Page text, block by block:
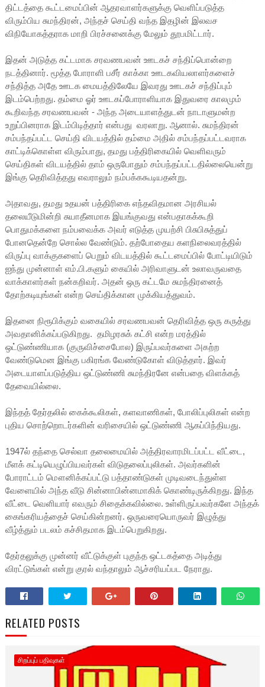
திட்டத்தை கூட்டமைப்பின் ஆதரவாளர்களுக்கு வெளிப்படுத்த
விரும்பிய சுமந்திரன், அந்தச் செய்தி வந்த இதழின் இலவச
விநியோகத்தராக மாறி பிரச்சனைக்கு மேலும் தூபமிட்டார்.
இதன் அடுத்த கட்டமாக சரவணபவன் ஊடகச் சந்திப்பொன்றை
நடத்தினார். மூத்த போராளி பசீர் காக்கா ஊடகவியலாளர்களைச்
சந்தித்த அதே ஊடக மையத்திலேயே இவரது ஊடகச் சந்திப்பும்
இடம்பெற்றது. தம்மை ஓர் ஊடகப்போராளியாக இதுவரை காலமும்
கூறிவந்த சரவணபவன் - அந்த அடையாளத்துடன் நாடாளுமன்ற
உறுப்பினராக இடம்பிடித்தார் என்பது வரலாறு. ஆனால். சுமந்திரன்
சம்பந்தப்பட்ட செய்தி விடயத்தில் தம்மை அதில் சம்பந்தப்பட்டவராக
காட்டிக்கொள்ள விரும்பாது, தமது பத்திரிகையில் வெளிவரும்
செய்திகள் விடயத்தில் தாம் ஒருபோதும் சம்பந்தப்பட்டதில்லையென்று
இங்கு தெரிவித்தது எவராலும் நம்பக்ககூடியதன்று.
அதாவது, தமது உதயன் பத்திரிகை எந்தவிதமான அரசியல்
தலையீடுமின்றி சுயாதீனமாக இயங்குவது என்பதாகக்கூறி
பொதுமக்களை நம்பவைக்க அவர் எடுத்த முயற்சி பிசுபிசுத்துப்
போனதென்றே சொல்ல வேண்டும். தற்போதைய களநிலைவரத்தில்
விருப்பு வாக்குகளைப் பெறும் விடயத்தில் கூட்டமைப்பில் போட்டியிடும்
ஐந்து முன்னாள் எம்.பி.களும் கையில் அரிவாளுடன் உலாவருவதை
வாக்காளர்கள் நன்கறிவர். அதன் ஒரு கட்டமே சுமந்திரனைத்
தோற்கடியுங்கள் என்ற செய்திக்கான முக்கியத்துவம்.
இதனை நிரூபிக்கும் வகையில் சரவணபவன் தெரிவித்த ஒரு கருத்து
அவதானிக்கப்படுகிறது. தமிழரசுக் கட்சி என்ற மரத்தில்
ஒட்டுண்ணியாக (குருவிச்சைபோல) இருப்பவர்களை அகற்ற
வேண்டுமென இங்கு பகிரங்க வேண்டுகோள் விடுத்தார். இவர்
அடையாளப்படுத்திய ஒட்டுண்ணி சுமந்திரனே என்பதை விளக்கத்
தேவையில்லை.
இந்தத் தேர்தலில் கைக்கூலிகள், களவாணிகள், போலிப்புலிகள் என்ற
புதிய சொற்றொடர்களின் வரிசையில் ஒட்டுண்ணி ஆகப்பிந்தியது.
1947ல் தந்தை செல்வா தலைமையில் அத்திரவாரமிடப்பட்ட வீட்டை,
மீளக் கட்டியெழுப்பியவர்கள் விடுதலைப்புலிகள். அவர்களின்
போராட்டம் மௌனிக்கப்பட்டு பத்தாண்டுகள் முடிவடைந்துள்ள
வேளையில் அந்த வீடு சின்னாபின்னமாகிக் கொண்டிருக்கிறது. இந்த
வீட்டை வெளியார் எவரும் சிதைக்கவில்லை. உள்ளிருப்பவர்களே அந்தக்
கைங்கரியத்தைச் செய்கின்றனர். ஒருவரையொருவர் இழுத்து
வீழ்த்தும் படலம் கச்சிதமாக இடம்பெறுகிறது.
தேர்தலுக்கு முன்னர் வீட்டுக்குள் புகுந்த ஒட்டகத்தை அடித்து
விரட்டுங்கள் என்று குரல் வந்தாலும் ஆச்சரியப்பட நேராது.
RELATED POSTS
சிறப்புப் பதிவுகள்